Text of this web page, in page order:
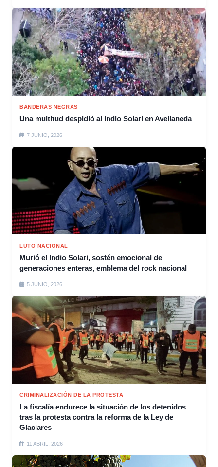
BANDERAS NEGRAS
Una multitud despidió al Indio Solari en Avellaneda
7 JUNIO, 2026
LUTO NACIONAL
Murió el Indio Solari, sostén emocional de
generaciones enteras, emblema del rock nacional
5 JUNIO, 2026
CRIMINALIZACIÓN DE LA PROTESTA
La fiscalía endurece la situación de los detenidos
tras la protesta contra la reforma de la Ley de
Glaciares
11 ABRIL, 2026